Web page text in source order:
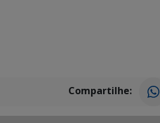
Compartilhe: